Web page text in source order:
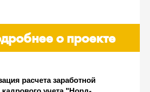
о проекте
расчета заработной